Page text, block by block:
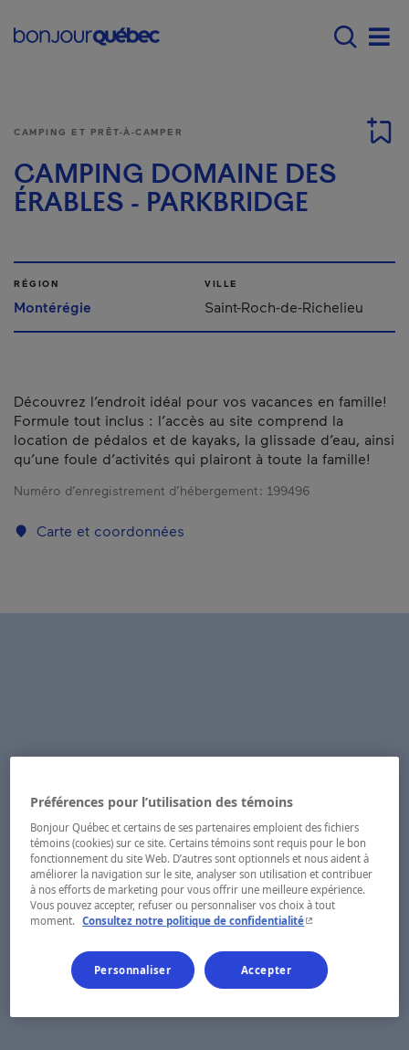
Main navigation -
CAMPING ET PRÊT-À-CAMPER
CAMPING DOMAINE DES
ÉRABLES - PARKBRIDGE
RÉGION
Montérégie
VILLE
Saint-Roch-de-Richelieu
Découvrez l’endroit idéal pour vos vacances en famille!
Formule tout inclus : l’accès au site comprend la
location de pédalos et de kayaks, la glissade d’eau, ainsi
qu’une foule d’activités qui plairont à toute la famille!
Numéro d’enregistrement d’hébergement : 199496
Carte et coordonnées
Préférences pour l’utilisation des témoins
Bonjour Québec et certains de ses partenaires emploient des fichiers
témoins (cookies) sur ce site. Certains témoins sont requis pour le bon
fonctionnement du site Web. D’autres sont optionnels et nous aident à
améliorer la navigation sur le site, analyser son utilisation et contribuer
à nos efforts de marketing pour vous offrir une meilleure expérience.
Vous pouvez accepter, refuser ou personnaliser vos choix à tout
moment.
Consultez notre politique de confidentialité- Cet hyperlien
Personnaliser Accepter